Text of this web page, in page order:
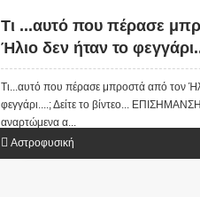
Τι ...αυτό που πέρασε
Ήλιο δεν ήταν το
Τι...αυτό που πέρασε μπροστά από τον
φεγγάρι....; Δείτε το βίντεο...
αναρτώμενα α...
Αστροφυσική